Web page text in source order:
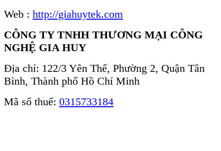
Web : http://giahuytek.com
CÔNG TY TNHH THƯƠNG MẠI CÔNG
NGHỆ GIA HUY
Địa chỉ: 122/3 Yên Thế, Phường 2, Quận Tân
Bình, Thành phố Hồ Chí Minh
Mã số thuế: 0315733184